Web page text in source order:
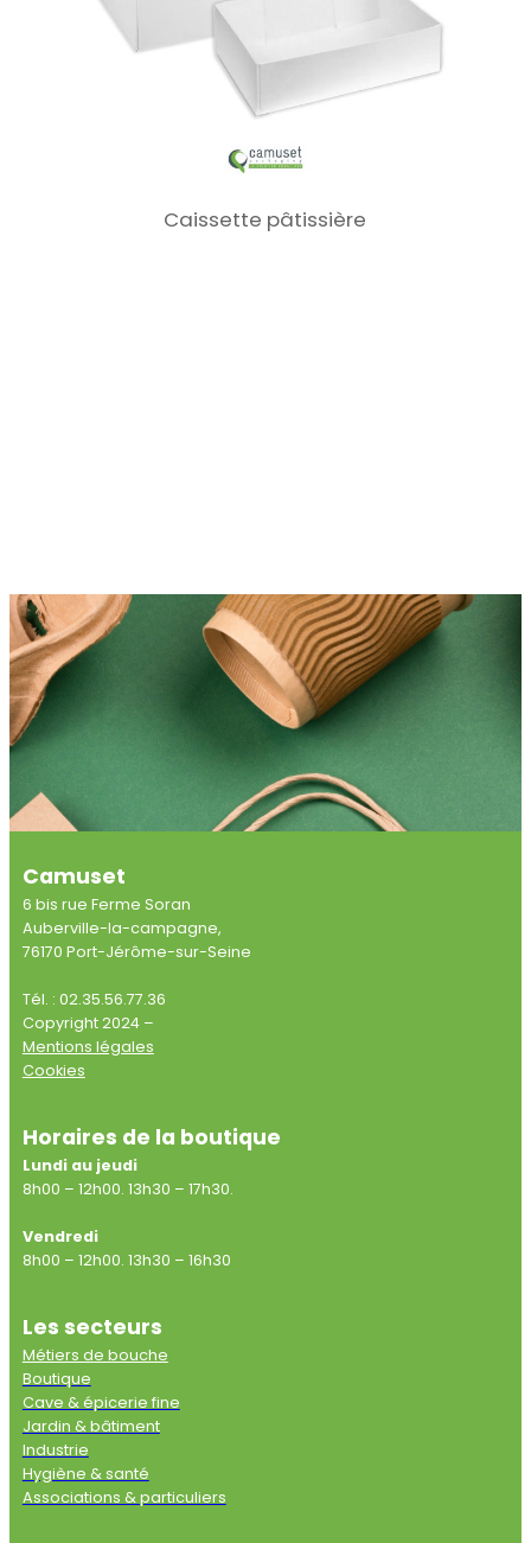
Caissette pâtissière
Camuset
6 bis rue Ferme Soran
Auberville-la-campagne,
76170 Port-Jérôme-sur-Seine
Tél. : 02.35.56.77.36
Copyright 2024 –
Mentions légales
Cookies
Horaires de la boutique
Lundi au jeudi
8h00 – 12h00. 13h30 – 17h30.
Vendredi
8h00 – 12h00. 13h30 – 16h30
Les secteurs
Métiers de bouche
Boutique
Cave & épicerie fine
Jardin & bâtiment
Industrie
Hygiène & santé
Associations & particuliers